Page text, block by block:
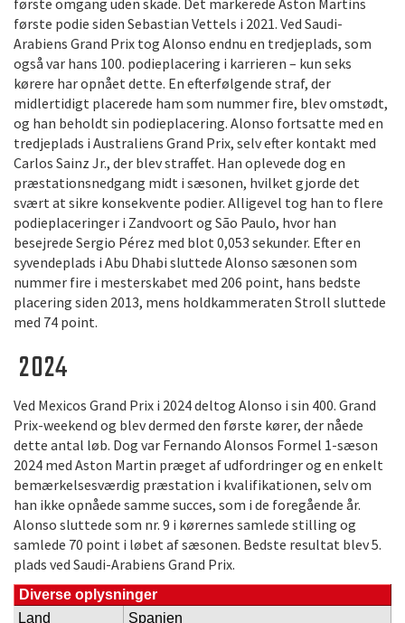
første omgang uden skade. Det markerede Aston Martins
første podie siden Sebastian Vettels i 2021. Ved Saudi-
Arabiens Grand Prix tog Alonso endnu en tredjeplads, som
også var hans 100. podieplacering i karrieren – kun seks
kørere har opnået dette. En efterfølgende straf, der
midlertidigt placerede ham som nummer fire, blev omstødt,
og han beholdt sin podieplacering. Alonso fortsatte med en
tredjeplads i Australiens Grand Prix, selv efter kontakt med
Carlos Sainz Jr., der blev straffet. Han oplevede dog en
præstationsnedgang midt i sæsonen, hvilket gjorde det
svært at sikre konsekvente podier. Alligevel tog han to flere
podieplaceringer i Zandvoort og São Paulo, hvor han
besejrede Sergio Pérez med blot 0,053 sekunder. Efter en
syvendeplads i Abu Dhabi sluttede Alonso sæsonen som
nummer fire i mesterskabet med 206 point, hans bedste
placering siden 2013, mens holdkammeraten Stroll sluttede
med 74 point.
2024
Ved Mexicos Grand Prix i 2024 deltog Alonso i sin 400. Grand
Prix-weekend og blev dermed den første kører, der nåede
dette antal løb. Dog var Fernando Alonsos Formel 1-sæson
2024 med Aston Martin præget af udfordringer og en enkelt
bemærkelsesværdig præstation i kvalifikationen, selv om
han ikke opnåede samme succes, som i de foregående år.
Alonso sluttede som nr. 9 i kørernes samlede stilling og
samlede 70 point i løbet af sæsonen. Bedste resultat blev 5.
plads ved Saudi-Arabiens Grand Prix.
Diverse oplysninger
Land
Spanien